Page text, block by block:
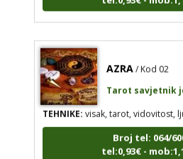
AZRA / Kod 02
Tarot savjetnik
TEHNIKE:visak, tarot, vidovitost,
Broj tel: 064/
tel:0,93€ -